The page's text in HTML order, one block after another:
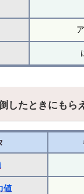
したときにもら
値